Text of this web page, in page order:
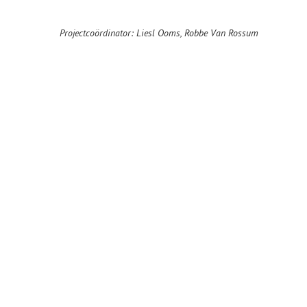
Projectcoördinator: Liesl Ooms, Robbe Van Rossum